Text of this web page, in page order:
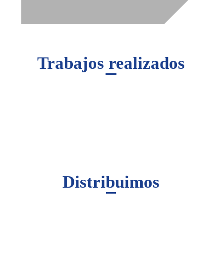
Trabajos realizados
Distribuimos